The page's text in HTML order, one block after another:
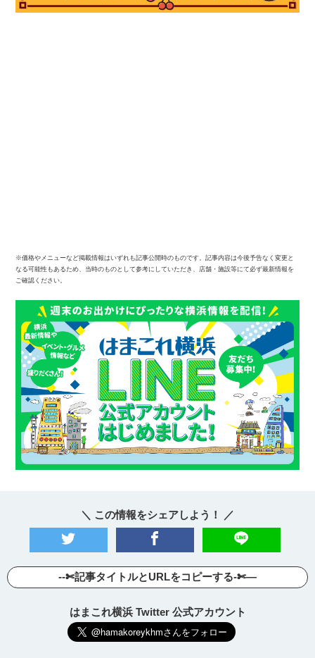
※価格やメニューなど掲載情報はいずれも記事公開時のものです。記事内容は今後予告なく変更と
なる可能性もあるため、当時のものとして参考にしていただき、店舗・施設等にて必ず最新情報を
ご確認ください。
＼ この情報をシェアしよう！ ／
--✄記事タイトルとURLをコピーする-✄—
はまこれ横浜 Twitter 公式アカウント